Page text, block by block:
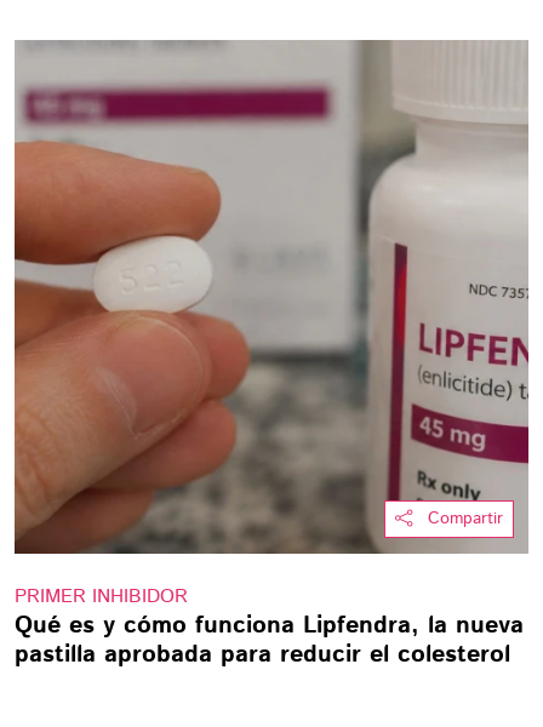
Compartir
PRIMER INHIBIDOR
Qué es y cómo funciona Lipfendra, la nueva
pastilla aprobada para reducir el colesterol